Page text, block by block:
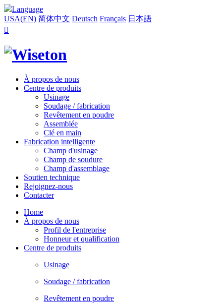
Language
USA(EN) 简体中文 Deutsch Français 日本語

À propos de nous
Centre de produits
Usinage
Soudage / fabrication
Revêtement en poudre
Assemblée
Clé en main
Fabrication intelligente
Champ d'usinage
Champ de soudure
Champ d'assemblage
Soutien technique
Rejoignez-nous
Contacter
Home
À propos de nous
Profil de l'entreprise
Honneur et qualification
Centre de produits
Usinage
Soudage / fabrication
Revêtement en poudre